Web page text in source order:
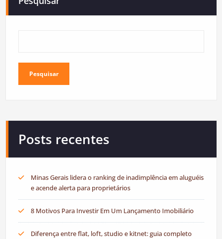
Pesquisar
Posts recentes
Minas Gerais lidera o ranking de inadimplência em aluguéis
e acende alerta para proprietários
8 Motivos Para Investir Em Um Lançamento Imobiliário
Diferença entre flat, loft, studio e kitnet: guia completo